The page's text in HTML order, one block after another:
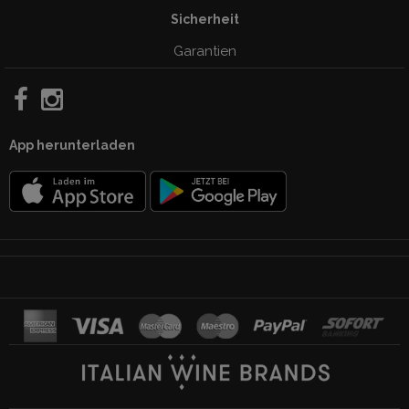
Sicherheit
Garantien
App herunterladen